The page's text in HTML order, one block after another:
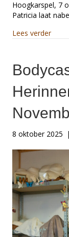
Hoogkarspel, 7
Patricia laat
Lees verder
8 oktober 2025 |